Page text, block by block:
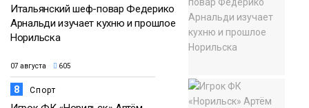
Итальянский шеф-повар Федерико
Арнальди изучает кухню и прошлое
Норильска
07 августа 605
8 Спорт